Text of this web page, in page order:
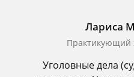
Лариса
Практикующий
Уголовные дела